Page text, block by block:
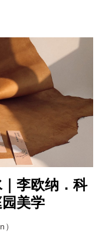
李欧纳．科
美学